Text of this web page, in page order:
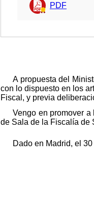
PDF
A propuesta del
con lo dispuesto en los
Fiscal, y previa
Vengo en promover
de Sala de la Fiscalía de
Dado en Madrid, el